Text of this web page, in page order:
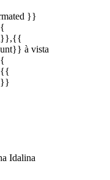
}}
,{{
à vista
}}
Idalina